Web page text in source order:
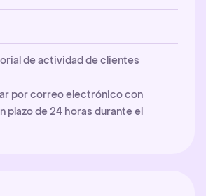
de actividad de clientes
por correo electrónico con
plazo de 24 horas durante el